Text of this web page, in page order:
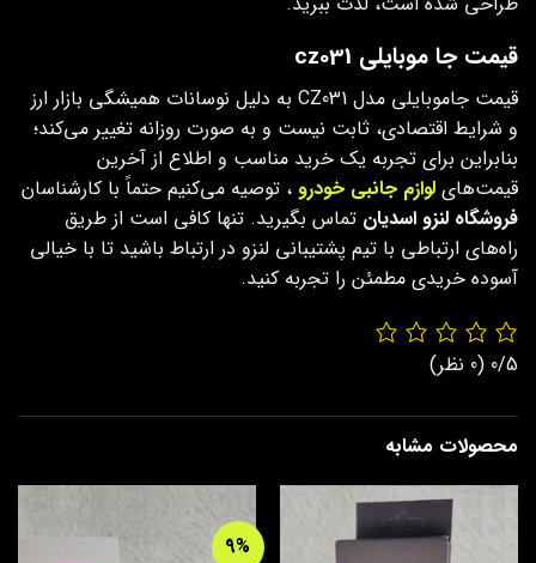
قیمت جا موبایلی cz031
قیمت جاموبایلی مدل CZ031 به دلیل نوسانات همیشگی بازار ارز
و شرایط اقتصادی، ثابت نیست و به صورت روزانه تغییر می‌کند؛
بنابراین برای تجربه یک خرید مناسب و اطلاع از آخرین
قیمت‌های لوازم جانبی خودرو ، توصیه می‌کنیم حتماً با کارشناسان
فروشگاه لنزو اسدیان تماس بگیرید. تنها کافی است از طریق
راه‌های ارتباطی با تیم پشتیبانی لنزو در ارتباط باشید تا با خیالی
آسوده خریدی مطمئن را تجربه کنید.
0/5 (0 نظر)
محصولات مشابه
9%